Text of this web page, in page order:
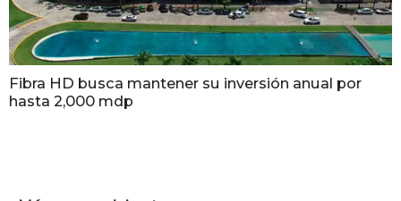
Fibra HD busca mantener su inversión anual por
hasta 2,000 mdp